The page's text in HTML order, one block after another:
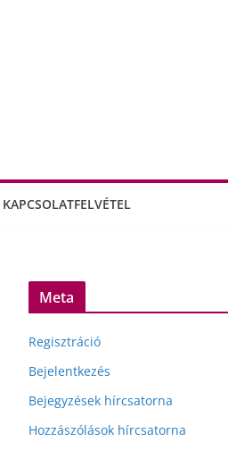
KAPCSOLATFELVÉTEL
Meta
Regisztráció
Bejelentkezés
Bejegyzések hírcsatorna
Hozzászólások hírcsatorna